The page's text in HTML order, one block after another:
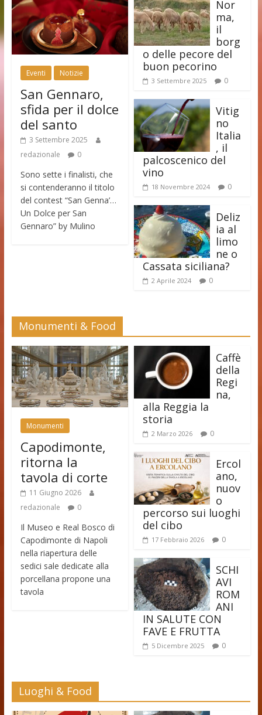
Eventi Notizie
San Gennaro,
sfida per il dolce
del santo
3 Settembre 2025
redazionale
0
Sono sette i finalisti, che
si contenderanno il titolo
del contest “San Genna’…
Un Dolce per San
Gennaro” by Mulino
Nor
ma,
il
borg
o delle pecore del
buon pecorino
3 Settembre 2025 0
Vitig
no
Italia
, il
palcoscenico del
vino
18 Novembre 2024 0
Deliz
ia al
limo
ne o
Cassata siciliana?
2 Aprile 2024 0
Monumenti & Food
Monumenti
Capodimonte,
ritorna la
tavola di corte
11 Giugno 2026
redazionale
0
Il Museo e Real Bosco di
Capodimonte di Napoli
nella riapertura delle
sedici sale dedicate alla
porcellana propone una
tavola
Caffè
della
Regi
na,
alla Reggia la
storia
2 Marzo 2026 0
Ercol
ano,
nuov
o
percorso sui luoghi
del cibo
17 Febbraio 2026 0
SCHI
AVI
ROM
ANI
IN SALUTE CON
FAVE E FRUTTA
5 Dicembre 2025 0
Luoghi & Food